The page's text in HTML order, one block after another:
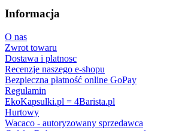
Informacja
O nas
Zwrot towaru
Dostawa i platnosc
Recenzje naszego e-shopu
Bezpieczna płatność online GoPay
Regulamin
EkoKapsulki.pl = 4Barista.pl
Hurtowy
Wacaco - autoryzowany sprzedawca